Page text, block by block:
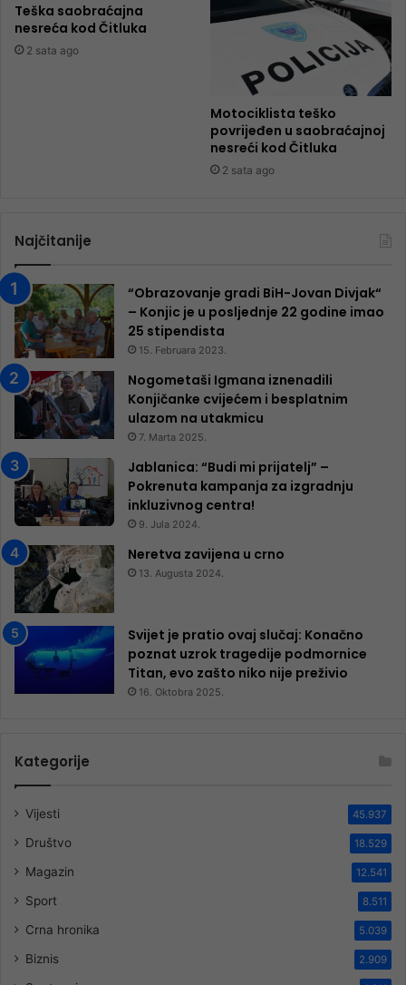
Teška saobraćajna
nesreća kod Čitluka
2 sata ago
Motociklista teško
povrijeđen u saobraćajnoj
nesreći kod Čitluka
2 sata ago
Najčitanije
“Obrazovanje gradi BiH-Jovan Divjak“
– Konjic je u posljednje 22 godine imao
25 ​​stipendista
15. Februara 2023.
Nogometaši Igmana iznenadili
Konjičanke cvijećem i besplatnim
ulazom na utakmicu
7. Marta 2025.
Jablanica: “Budi mi prijatelj” –
Pokrenuta kampanja za izgradnju
inkluzivnog centra!
9. Jula 2024.
Neretva zavijena u crno
13. Augusta 2024.
Svijet je pratio ovaj slučaj: Konačno
poznat uzrok tragedije podmornice
Titan, evo zašto niko nije preživio
16. Oktobra 2025.
Kategorije
Vijesti 45.937
Društvo 18.529
Magazin 12.541
Sport 8.511
Crna hronika 5.039
Biznis 2.909